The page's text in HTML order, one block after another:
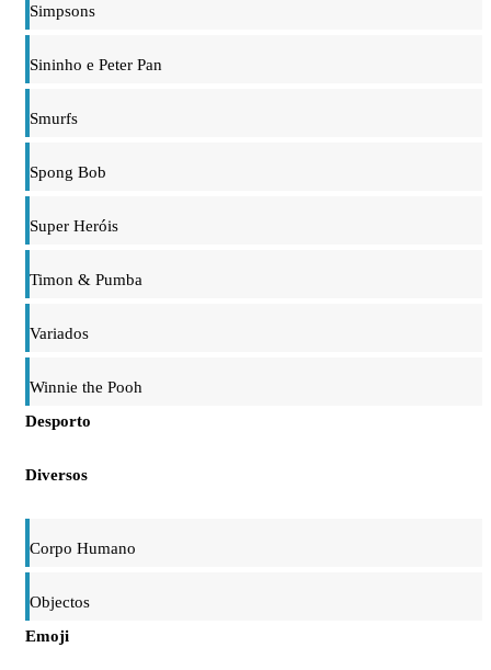
Simpsons
Sininho e Peter Pan
Smurfs
Spong Bob
Super Heróis
Timon & Pumba
Variados
Winnie the Pooh
Desporto
Diversos
Corpo Humano
Objectos
Emoji